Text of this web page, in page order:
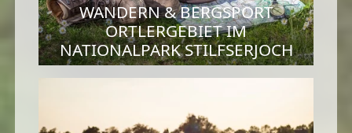
WANDERN & BERGSPORT
ORTLERGEBIET IM
NATIONALPARK STILFSERJOCH